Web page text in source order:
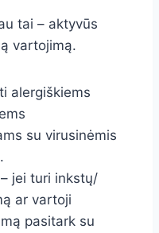
tai – aktyvūs
vartojimą.
alergiškiems
su virusinėmis
jei turi inkstų/
ar vartoji
pasitark su